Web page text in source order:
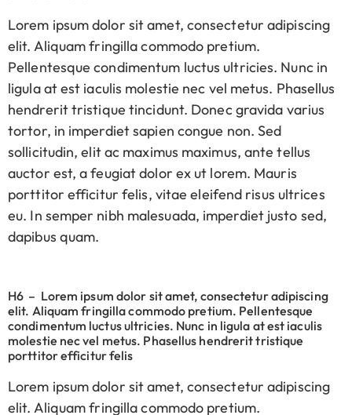
Lorem ipsum dolor sit amet, consectetur adipiscing
elit. Aliquam fringilla commodo pretium.
Pellentesque condimentum luctus ultricies. Nunc in
ligula at est iaculis molestie nec vel metus. Phasellus
hendrerit tristique tincidunt. Donec gravida varius
tortor, in imperdiet sapien congue non. Sed
sollicitudin, elit ac maximus maximus, ante tellus
auctor est, a feugiat dolor ex ut lorem. Mauris
porttitor efficitur felis, vitae eleifend risus ultrices
eu. In semper nibh malesuada, imperdiet justo sed,
dapibus quam.
H6 – Lorem ipsum dolor sit amet, consectetur adipiscing
elit. Aliquam fringilla commodo pretium. Pellentesque
condimentum luctus ultricies. Nunc in ligula at est iaculis
molestie nec vel metus. Phasellus hendrerit tristique
porttitor efficitur felis
Lorem ipsum dolor sit amet, consectetur adipiscing
elit. Aliquam fringilla commodo pretium.